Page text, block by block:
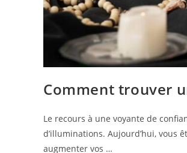
Comment trouver
Le recours à une voyante de
d’illuminations. Aujourd’hui, vous
augmenter vos …